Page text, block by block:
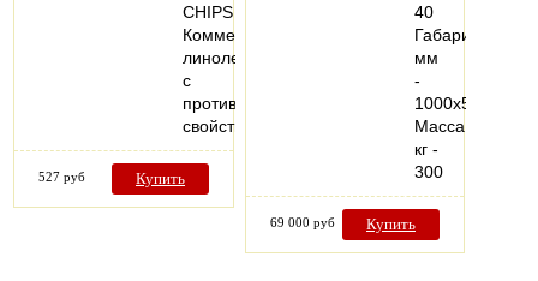
CHIPS
Коммерческий
линолеум
с
противопожарными
свойствами…
527 руб Купить
40
Габариты,
мм
-
1000х560х860
Масса,
кг -
300
69 000 руб Купить